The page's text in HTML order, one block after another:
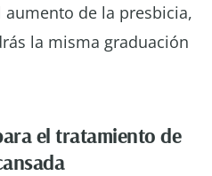
de la presbicia,
la misma graduación
el tratamiento de